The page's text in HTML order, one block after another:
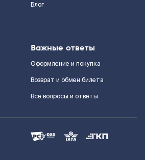
Блог
Важные ответы
Оформление и покупка
Возврат и обмен билета
Все вопросы и ответы